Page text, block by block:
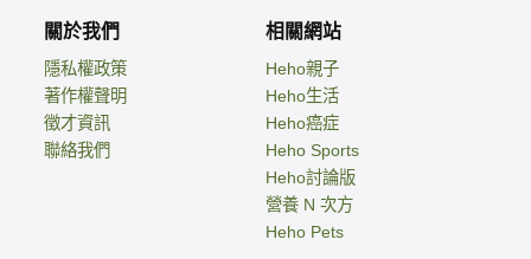
關於我們
隱私權政策
著作權聲明
徵才資訊
聯絡我們
相關網站
Heho親子
Heho生活
Heho癌症
Heho Sports
Heho討論版
營養 N 次方
Heho Pets